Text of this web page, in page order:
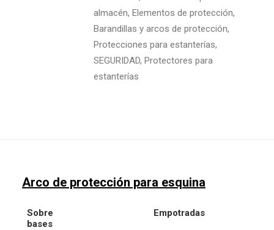
almacén, Elementos de protección,
Barandillas y arcos de protección,
Protecciones para estanterías,
SEGURIDAD, Protectores para
estanterías
Arco de protección para esquina
Sobre
bases
Empotradas